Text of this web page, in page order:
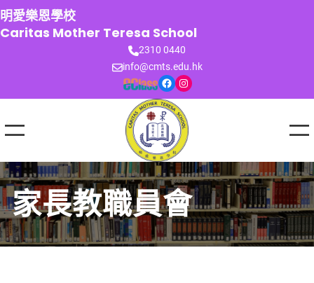
跳
至
主
明愛樂恩學校
Caritas Mother Teresa School
2310 0440
info@cmts.edu.hk
Facebook Instagram
家長教職員會